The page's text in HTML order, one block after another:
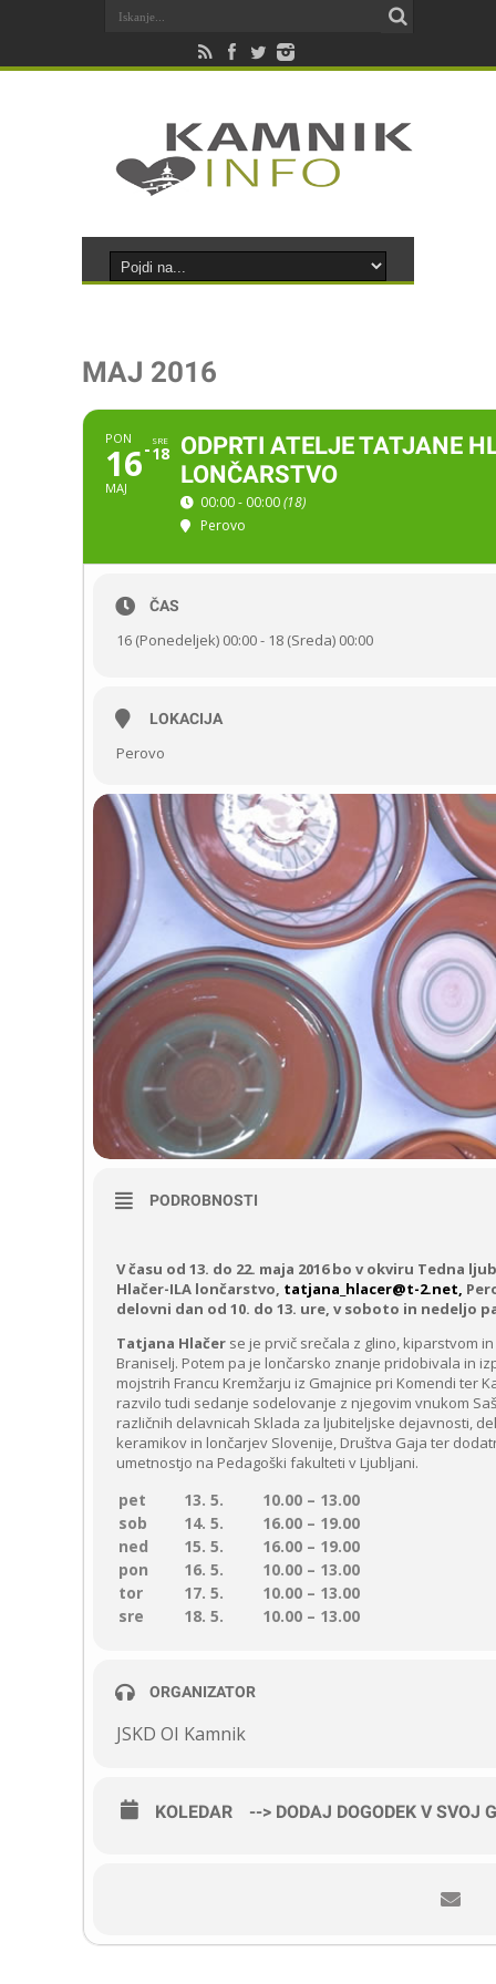
MAJ 2016
PON
16
MAJ
SRE
18 ODPRTI ATELJE TATJANE
LONČARSTVO
00:00 - 00:00(18)
Perovo
ČAS
16 (Ponedeljek) 00:00 - 18 (Sreda) 00:00
LOKACIJA
Perovo
PODROBNOSTI
V času od 13. do 22. maja 2016 bo v okviru
Hlačer-ILA lončarstvo, tatjana_hlacer@t-2.net,
delovni dan od 10. do 13. ure, v soboto in nedeljo
Tatjana Hlačer se je prvič srečala z glino, kiparstvom
Braniselj. Potem pa je lončarsko znanje pridobivala in
mojstrih Francu Kremžarju iz Gmajnice pri Komendi ter
razvilo tudi sedanje sodelovanje z njegovim vnukom
različnih delavnicah Sklada za ljubiteljske dejavnosti,
keramikov in lončarjev Slovenije, Društva Gaja ter
umetnostjo na Pedagoški fakulteti v Ljubljani.
pet 13. 5.
10.00 – 13.00
sob
14. 5.
16.00 – 19.00
ned
15. 5.
16.00 – 19.00
pon
16. 5.
10.00 – 13.00
tor
17. 5.
10.00 – 13.00
sre
18. 5. 10.00 – 13.00
ORGANIZATOR
JSKD OI Kamnik
KOLEDAR --> DODAJ DOGODEK V SVOJ